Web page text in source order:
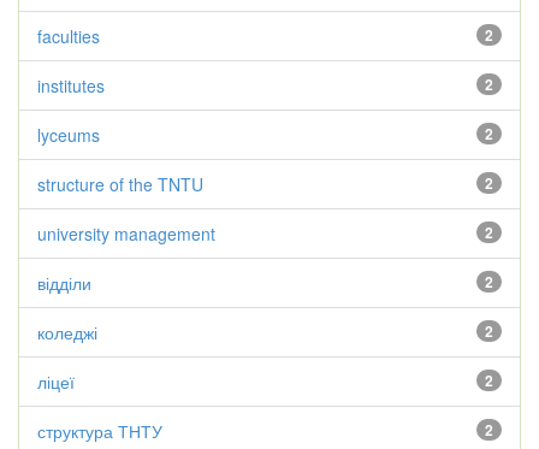
2
faculties
2
institutes
2
lyceums
2
structure of the TNTU
2
university management
2
відділи
2
коледжі
2
ліцеї
2
структура ТНТУ